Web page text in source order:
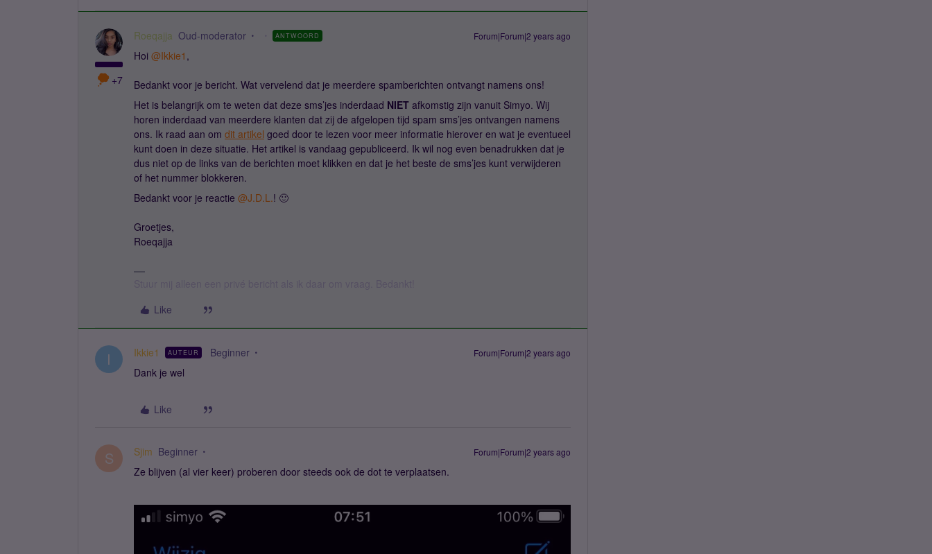
+7
Roeqajja Oud-moderator ANTWOORD Forum|Forum|2 years ago
Hoi @Ikkie1 ,
Bedankt voor je bericht. Wat vervelend dat je meerdere spamberichten ontvangt namens ons!
Het is belangrijk om te weten dat deze sms’jes inderdaad NIET afkomstig zijn vanuit Simyo. Wij
horen inderdaad van meerdere klanten dat zij de afgelopen tijd spam sms’jes ontvangen namens
ons. Ik raad aan om dit artikel goed door te lezen voor meer informatie hierover en wat je eventueel
kunt doen in deze situatie. Het artikel is vandaag gepubliceerd. Ik wil nog even benadrukken dat je
dus niet op de links van de berichten moet klikken en dat je het beste de sms’jes kunt verwijderen
of het nummer blokkeren.
Bedankt voor je reactie @J.D.L.! 🙂
Groetjes,
Roeqajja
Like
I Ikkie1 AUTEUR Beginner Forum|Forum|2 years ago
Dank je wel
Like
S Sjim Beginner Forum|Forum|2 years ago
Ze blijven (al vier keer) proberen door steeds ook de dot te verplaatsen.